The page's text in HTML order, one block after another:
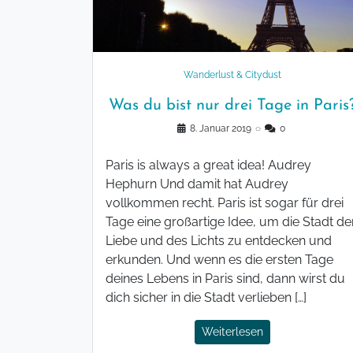
Wanderlust & Citydust
Was du bist nur drei Tage in
8. Januar 2019 ◌ 0
Paris is always a great idea! Audrey
Hephurn Und damit hat Audrey
vollkommen recht. Paris ist sogar für drei
Tage eine großartige Idee, um die Stadt
Liebe und des Lichts zu entdecken und
erkunden. Und wenn es die ersten Tage
deines Lebens in Paris sind, dann wirst du
dich sicher in die Stadt verlieben […]
Weiterlesen